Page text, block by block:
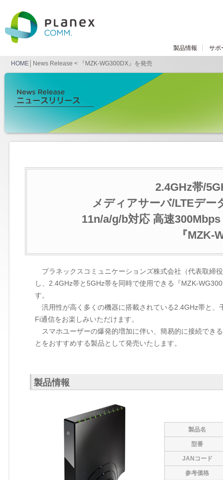
製品情報 サポ
HOME │News Release < 『MZK-WG300DX』を発売
2.4GHz帯/
メディアサーバ/LTEデー
11n/a/g/b対応 高速
『MZK-
プラネックスコミュニケーションズ株式会社（代表取締
し、2.4GHz帯と5GHz帯を同時で使用できる『MZK-
す。
汎用性が高く多くの機器に搭載されている2.4GHz帯と、
Fi通信をお楽しみいただけます。
スマホユーザーの爆発的増加に伴い、簡易的に接続でき
とをおすすめする製品として発売いたします。
製品情報
製品名
型番
JANコード
参考価格